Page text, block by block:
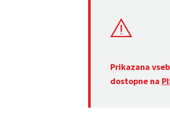
Prikazana
dostopne na